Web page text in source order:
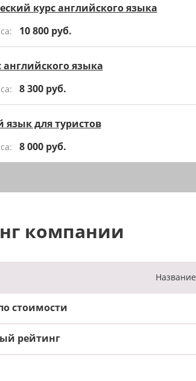
курс английского языка
10 800 руб.
английского языка
8 300 руб.
язык для туристов
8 000 руб.
компании
Название
стоимости
рейтинг